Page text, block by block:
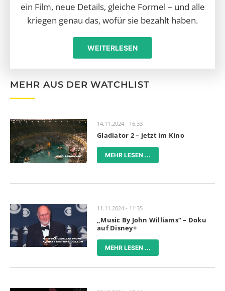
ein Film, neue Details, gleiche Formel – und alle
kriegen genau das, wofür sie bezahlt haben.
WEITERLESEN
MEHR AUS DER WATCHLIST
14.11.2024 - 16:33
Gladiator 2 – jetzt im Kino
MEHR LESEN ...
11.11.2024 - 11:35
„Music By John Williams“ – Doku
auf Disney+
MEHR LESEN ...